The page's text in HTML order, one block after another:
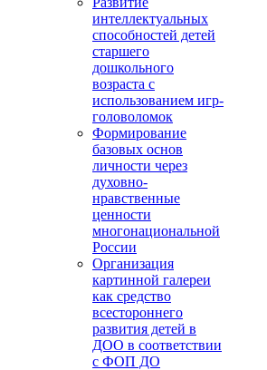
интеллектуальных
способностей детей
старшего
дошкольного
возраста с
использованием игр-
головоломок
Формирование
базовых основ
личности через
духовно-
нравственные
ценности
многонациональной
России
Организация
картинной галереи
как средство
всестороннего
развития детей в
ДОО в соответствии
с ФОП ДО